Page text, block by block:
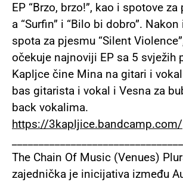
EP “Brzo, brzo!”, kao i spotove
a “Surfin” i “Bilo bi dobro”.
spota za pjesmu “Silent
očekuje najnoviji EP sa 5 svježih
Kapljce čine Mina na gitari i
bas gitarista i vokal i Vesna za
back vokalima.
https://3kapljice.bandcamp.com/
The Chain Of Music (Venues)
zajednička je inicijativa između